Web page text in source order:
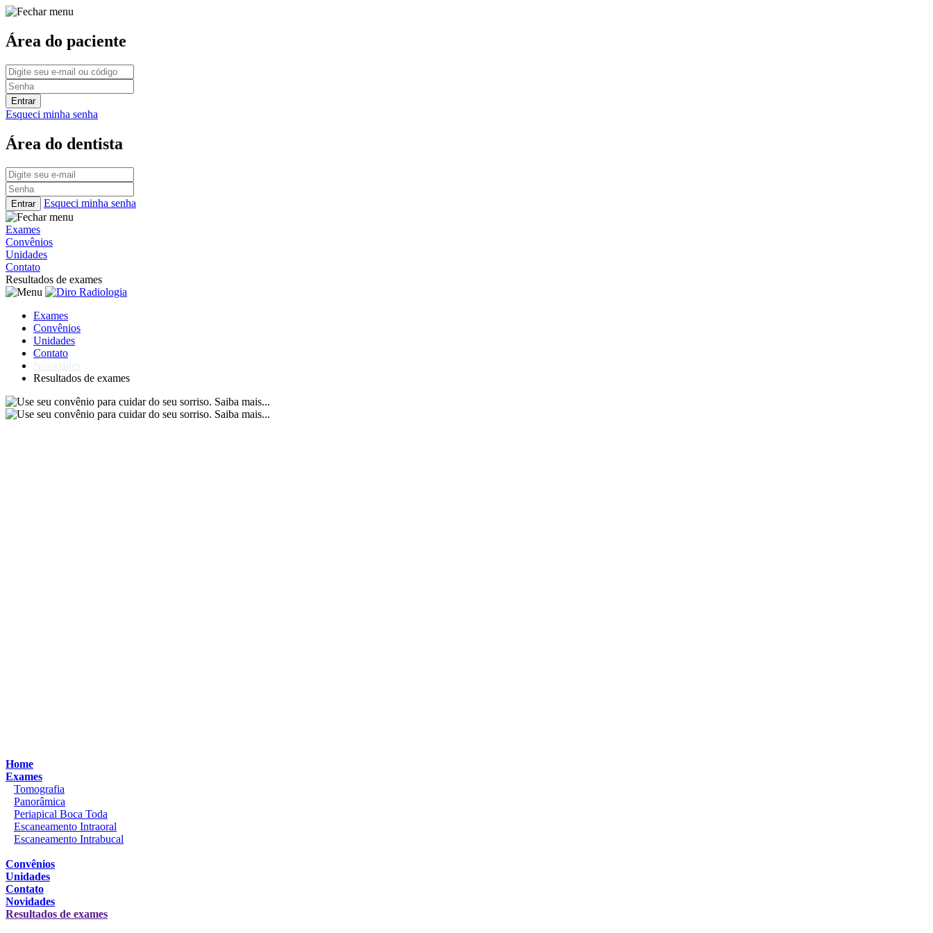
Área do paciente
Esqueci minha senha
Área do dentista
Esqueci minha senha
Exames
Convênios
Unidades
Contato
Resultados de exames
Exames
Convênios
Unidades
Contato
Resultados de exames
Home
Exames
Tomografia
Panorâmica
Periapical Boca Toda
Escaneamento Intraoral
Escaneamento Intrabucal
Convênios
Unidades
Contato
Novidades
Resultados de exames